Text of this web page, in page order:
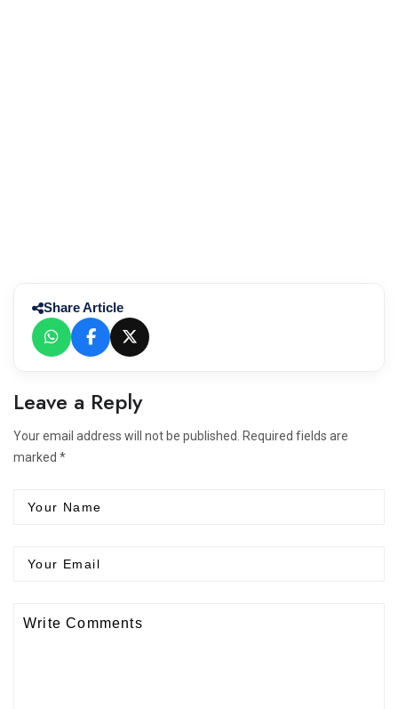
Share Article
Leave a Reply
Your email address will not be published. Required fields are
marked *